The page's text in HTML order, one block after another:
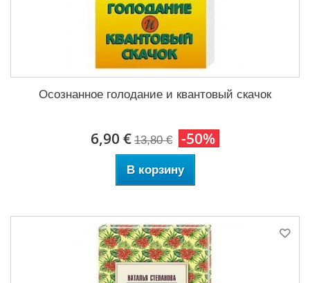
Осознанное голодание и квантовый скачок
6,90 € 13,80 € -50%
В корзину